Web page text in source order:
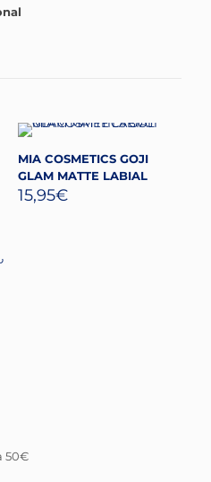
MIA COSMETICS GOJI
GLAM MATTE LABIAL
15,95€
50€